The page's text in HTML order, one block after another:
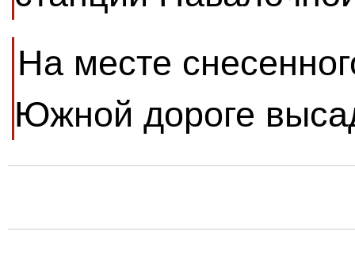
На месте
Южной дороге